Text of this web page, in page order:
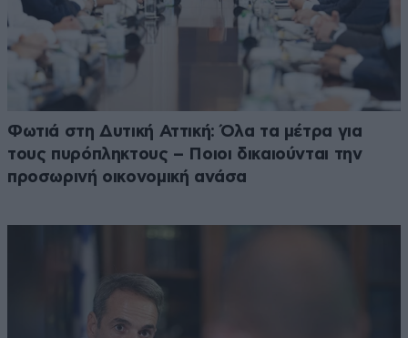
Φωτιά στη Δυτική Αττική: Όλα τα μέτρα για
τους πυρόπληκτους – Ποιοι δικαιούνται την
προσωρινή οικονομική ανάσα